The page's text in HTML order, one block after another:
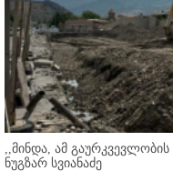
,,მინდა, ამ
ნუგზარ სვიანაძე